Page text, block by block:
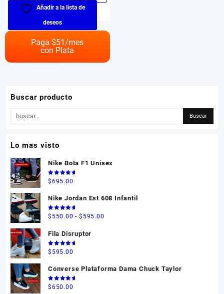
Este
tiene
múltiples
variantes.
Las
de
Añadir a la lista de
deseos
Paga $51/mes
con Plata
Buscar producto
Lo mas visto
Nike Bota F1 Unisex
Valorado
en 5.00
$695.00
Nike Jordan Est 608 Infantil
Valorado
en
$ 550.00 - $ 595.00
hasta
Fila Disruptor
Valorado
en 5.00
$ 595.00
Converse Plataforma Dama Chuck Taylor
Valorado
en
$650.00